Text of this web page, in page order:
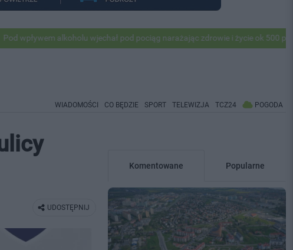
alkoholu wjechał pod pociąg narażając zdrowie i życie ok 500 pasażerów!
WIADOMOŚCI CO BĘDZIE SPORT TELEWIZJA TCZ24 POGODA
UDOSTĘPNIJ
Komentowane Popularne